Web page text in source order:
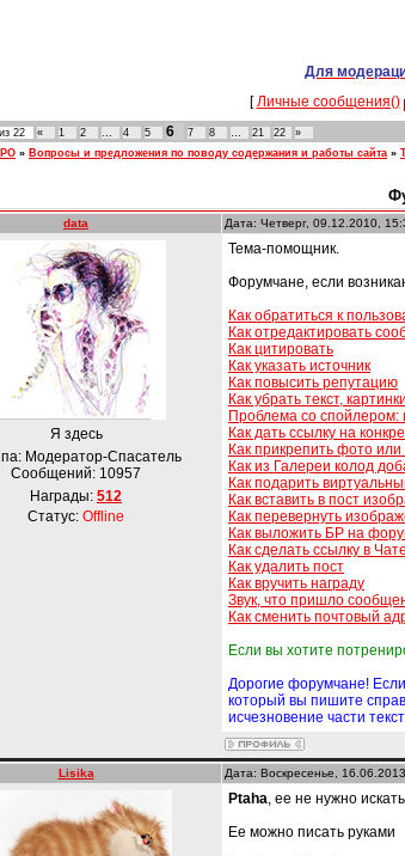
Для
[ Личные сообщения()
из 22 « 1 2 … 4 5 6 7 8 … 21 22
»
» Вопросы и предложения по поводу содержания и работы сайта »
data Дата: Четверг, 09.12.2010,
Я здесь
Модератор-Спасатель
Сообщений: 10957
Награды: 512
Статус: Offline
Тема-помощник.
Форумчане, если
Как обратиться к
Как отредактировать
Как цитировать
Как указать источник
Как повысить репутацию
Как убрать текст,
Проблема со спойлером:
Как дать ссылку на
Как прикрепить фото или
Как из Галереи колод
Как подарить
Как вставить в пост
Как перевернуть
Как выложить БР на
Как сделать ссылку в
Как удалить пост
Как вручить награду
Звук, что пришло
Как сменить почтовый
Если вы хотите
Дорогие форумчане!
который вы пишите
исчезновение части
Lisika Дата: Воскресенье,
Ptaha, ее не нужно
Ее можно писать руками